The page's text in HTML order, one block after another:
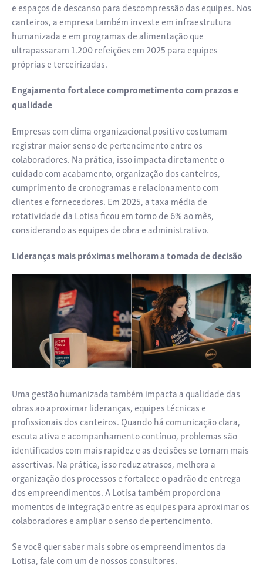
e espaços de descanso para descompressão das equipes. Nos
canteiros, a empresa também investe em infraestrutura
humanizada e em programas de alimentação que
ultrapassaram 1.200 refeições em 2025 para equipes
próprias e terceirizadas.
Engajamento fortalece comprometimento com prazos e
qualidade
Empresas com clima organizacional positivo costumam
registrar maior senso de pertencimento entre os
colaboradores. Na prática, isso impacta diretamente o
cuidado com acabamento, organização dos canteiros,
cumprimento de cronogramas e relacionamento com
clientes e fornecedores. Em 2025, a taxa média de
rotatividade da Lotisa ficou em torno de 6% ao mês,
considerando as equipes de obra e administrativo.
Lideranças mais próximas melhoram a tomada de decisão
Uma gestão humanizada também impacta a qualidade das
obras ao aproximar lideranças, equipes técnicas e
profissionais dos canteiros. Quando há comunicação clara,
escuta ativa e acompanhamento contínuo, problemas são
identificados com mais rapidez e as decisões se tornam mais
assertivas. Na prática, isso reduz atrasos, melhora a
organização dos processos e fortalece o padrão de entrega
dos empreendimentos. A Lotisa também proporciona
momentos de integração entre as equipes para aproximar os
colaboradores e ampliar o senso de pertencimento.
Se você quer saber mais sobre os empreendimentos da
Lotisa, fale com um de nossos consultores.